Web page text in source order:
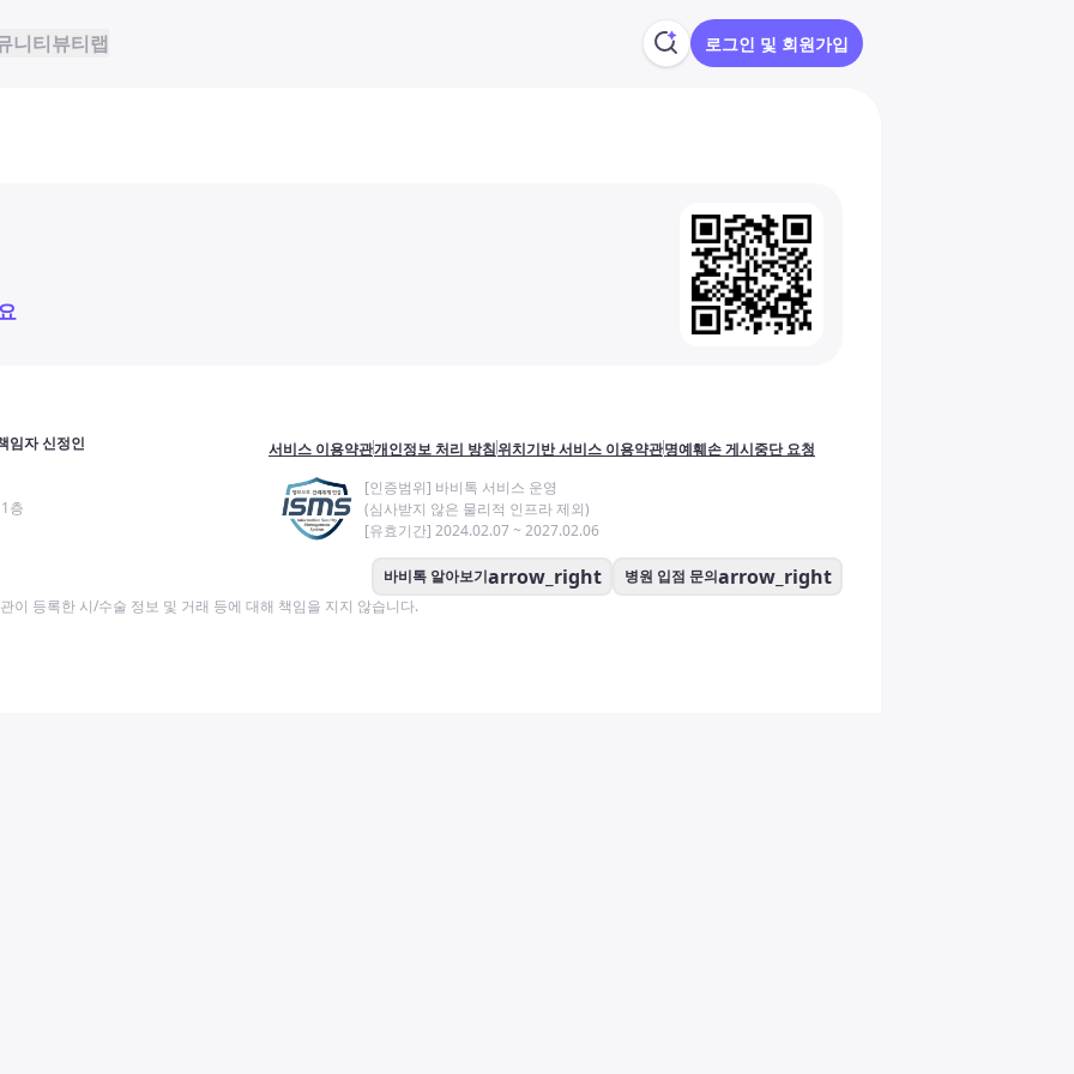
니티뷰티랩 로그인 및 회원가입
임자 신정인
층
서비스 이용약관개인정보 처리 방침위치기반 서비스 이용약관명예훼손 게시중단 요청
[인증범위] 바비톡 서비스 운영
(심사받지 않은 물리적 인프라 제외)
[유효기간] 2024.02.07 ~ 2027.02.06
바비톡 알아보기arrow_right 병원 입점 문의arrow_right
이 등록한 시/수술 정보 및 거래 등에 대해 책임을 지지 않습니다.